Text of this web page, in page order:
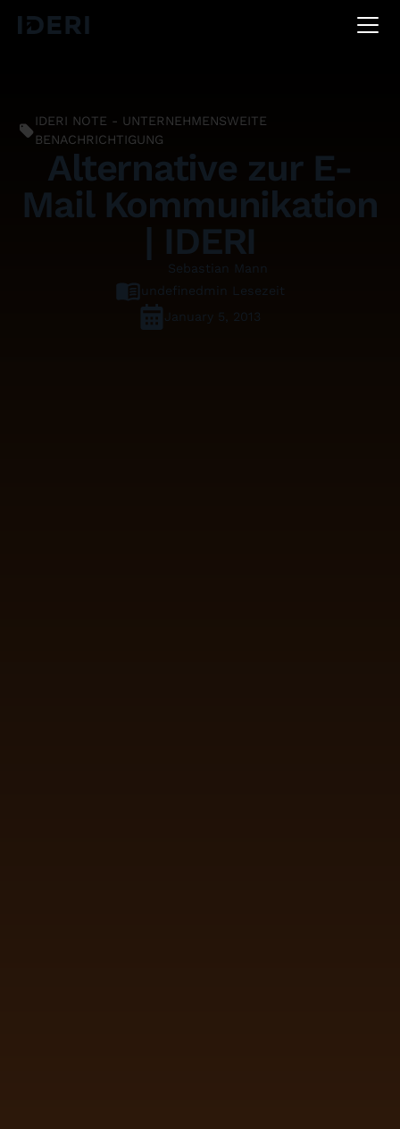
DEEN
IDERI NOTE - UNTERNEHMENSWEITE
BENACHRICHTIGUNG
Alternative zur E-
Mail Kommunikation
| IDERI
Sebastian Mann
undefined min Lesezeit
January 5, 2013